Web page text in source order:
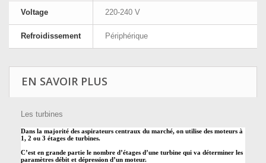
Voltage 220-240 V
Refroidissement Périphérique
EN SAVOIR PLUS
Les turbines
Dans la majorité des aspirateurs centraux du marché, on utilise des moteurs à
1, 2 ou 3 étages de turbines.
C’est en grande partie le nombre d’étages d’une turbine qui va déterminer les
paramètres débit et dépression d’un moteur.